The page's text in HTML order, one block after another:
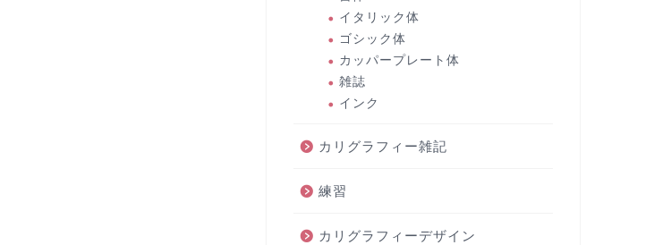
イタリック体
ゴシック体
カッパープレート体
雑誌
インク
カリグラフィー雑記
練習
カリグラフィーデザイン